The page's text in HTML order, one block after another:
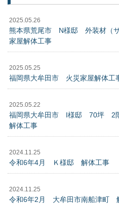
2025.05.26
熊本県荒尾市 N様邸 外装材（
家屋解体工事
2025.05.25
福岡県大牟田市 火災家屋解体工
2025.05.22
福岡県大牟田市 I様邸 70坪 2
解体工事
2024.11.25
令和6年4月 Ｋ様邸 解体工事
2024.11.25
令和6年2月 大牟田市南船津町